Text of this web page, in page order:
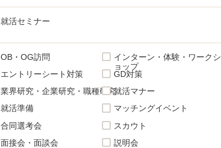
就活セミナー
OB・OG訪問
インターン・体験・ワークシ
ョップ
エントリーシート対策
GD対策
業界研究・企業研究・職種研究就活マナー
就活準備
マッチングイベント
合同選考会
スカウト
面接会・面談会
説明会